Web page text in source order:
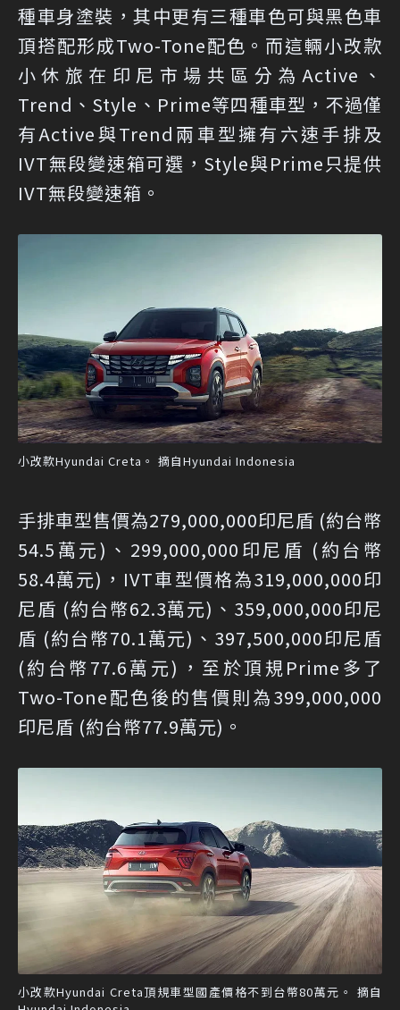
種車身塗裝，其中更有三種車色可與黑色車
頂搭配形成Two-Tone配色。而這輛小改款
小休旅在印尼市場共區分為Active、
Trend、Style、Prime等四種車型，不過僅
有Active與Trend兩車型擁有六速手排及
IVT無段變速箱可選，Style與Prime只提供
IVT無段變速箱。
小改款Hyundai Creta。 摘自Hyundai Indonesia
手排車型售價為279,000,000印尼盾 (約台幣
54.5萬元)、299,000,000印尼盾 (約台幣
58.4萬元)，IVT車型價格為319,000,000印
尼盾 (約台幣62.3萬元)、359,000,000印尼
盾 (約台幣70.1萬元)、397,500,000印尼盾
(約台幣77.6萬元)，至於頂規Prime多了
Two-Tone配色後的售價則為399,000,000
印尼盾 (約台幣77.9萬元)。
小改款Hyundai Creta頂規車型國產價格不到台幣80萬元。 摘自